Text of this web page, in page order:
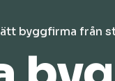
byggfirma från